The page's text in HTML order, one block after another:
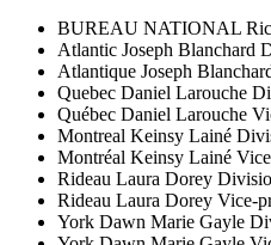
BUREAU NATIONAL
Atlantic Joseph Blanchard
Atlantique Joseph
Quebec Daniel Larouche
Québec Daniel Larouche
Montreal Keinsy Lainé
Montréal Keinsy Lainé
Rideau Laura Dorey
Rideau Laura Dorey Vice-
York Dawn Marie Gayle